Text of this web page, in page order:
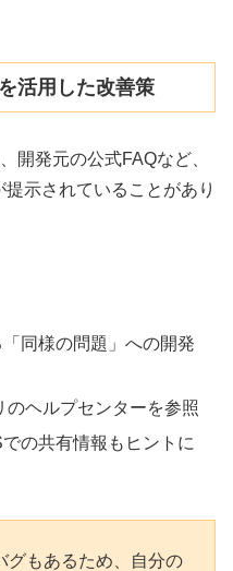
活用した改善策
開発元の公式FAQなど、
示されていることがあり
同様の問題」への開発
ヘルプセンターを参照
の共有情報もヒントに
グもあるため、自分の